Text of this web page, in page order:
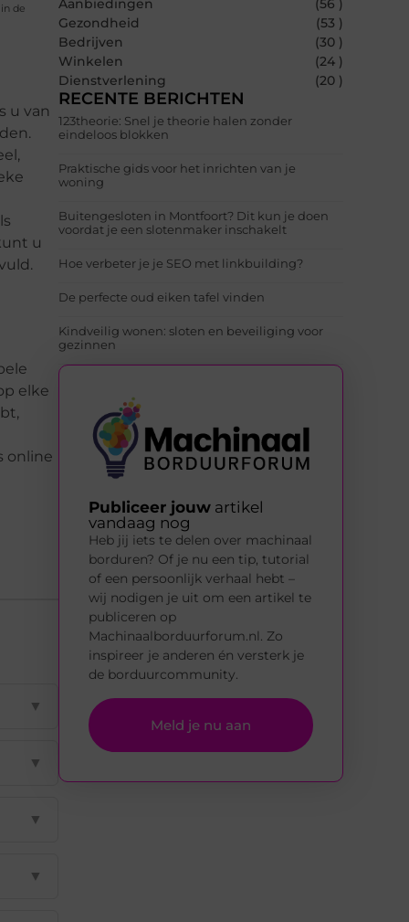
de
u van
u
elke
online
▼
▼
▼
▼
Aanbiedingen
(56 )
Gezondheid
(53 )
Bedrijven
(30 )
Winkelen
(24 )
Dienstverlening
(20 )
RECENTE BERICHTEN
123theorie: Snel je theorie halen zonder
eindeloos blokken
Praktische gids voor het inrichten van je
woning
Buitengesloten in Montfoort? Dit kun je doen
voordat je een slotenmaker inschakelt
Hoe verbeter je je SEO met linkbuilding?
De perfecte oud eiken tafel vinden
Kindveilig wonen: sloten en beveiliging voor
gezinnen
Publiceer jouw artikel
vandaag nog
Heb jij iets te delen over machinaal
borduren? Of je nu een tip, tutorial
of een persoonlijk verhaal hebt –
wij nodigen je uit om een artikel te
publiceren op
Machinaalborduurforum.nl. Zo
inspireer je anderen én versterk je
de borduurcommunity.
Meld je nu aan